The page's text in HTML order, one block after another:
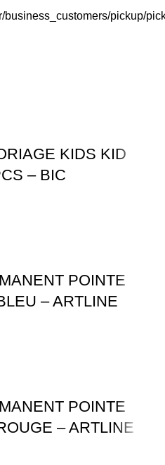
business_customers/pickup/
KIDS KID
– BIC
POINTE
– ARTLINE
POINTE
– ARTLINE